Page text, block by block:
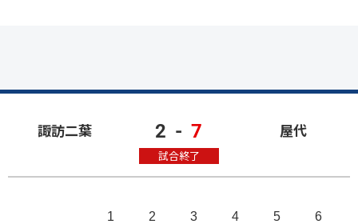
諏訪二葉 2 - 7
試合終了
屋代
1 2 3 4 5 6